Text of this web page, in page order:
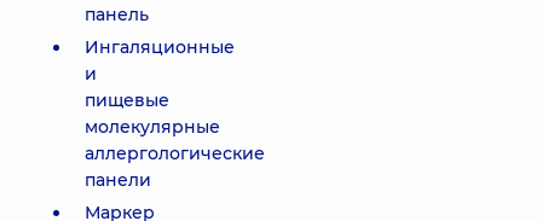
панель
Ингаляционные
и
пищевые
молекулярные
аллергологические
панели
Маркер